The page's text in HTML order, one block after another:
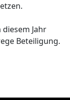
Jahr
Beteiligung.